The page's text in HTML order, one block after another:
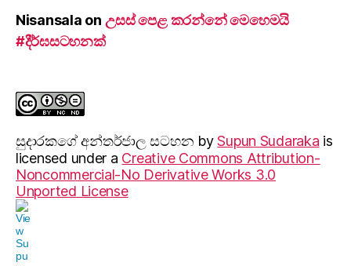
Nisansala on උසස් පෙළ කරන්නේ මෙහෙමයි
#දීර්ඝසටහනක්
සුදාරක‍ගේ අන්තර්ජාල සටහන bySupun Sudaraka is
licensed under a Creative Commons Attribution-
Noncommercial-No Derivative Works 3.0
Unported License